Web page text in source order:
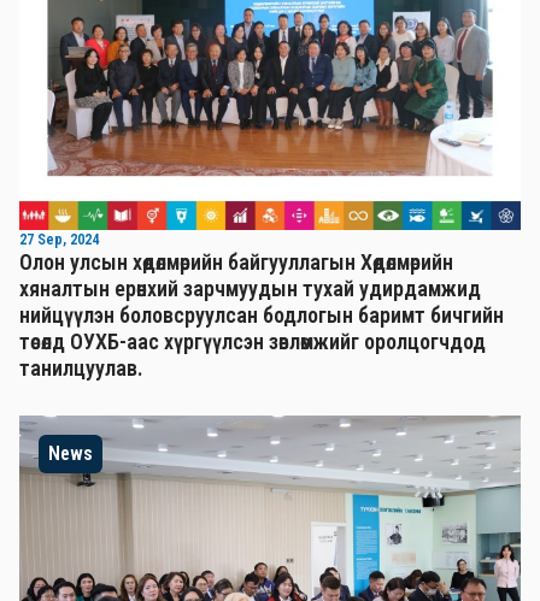
27 Sep, 2024
Олон улсын хөдөлмөрийн байгууллагын Хөдөлмөрийн
хяналтын ерөнхий зарчмуудын тухай удирдамжид
нийцүүлэн боловсруулсан бодлогын баримт бичгийн
төсөлд ОУХБ-аас хүргүүлсэн зөвлөмжийг оролцогчдод
танилцуулав.
News